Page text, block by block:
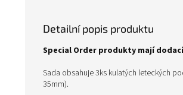
Detailní popis produktu
Special Order produkty mají
Sada obsahuje 3ks kulatých leteckých
35mm).